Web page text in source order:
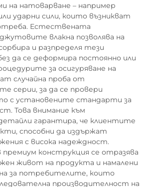
на натоварване – например
ударни сили, които възникват
Естествената
влакна позволява на
и разпределя тези
да се деформира постоянно или
за осигуряване на
случайна проба от
серии, за да се провери
с установените стандарти за
Това внимание към
гарантира, че клиентите
способни да издържат
с висока надеждност.
конструкция се отразява
живот на продукта и намалени
за потребителите, които
производителност на